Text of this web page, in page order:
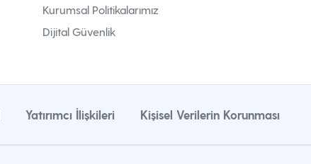
Kurumsal Politikalarımız
Dijital Güvenlik
Yatırımcı İlişkileri Kişisel Verilerin Korunması